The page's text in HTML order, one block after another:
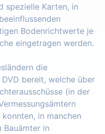
spezielle Karten, in
Bodenrichtwerte je
eingetragen werden.
die
bereit, welche über
(in der
in manchen
Bauämter in